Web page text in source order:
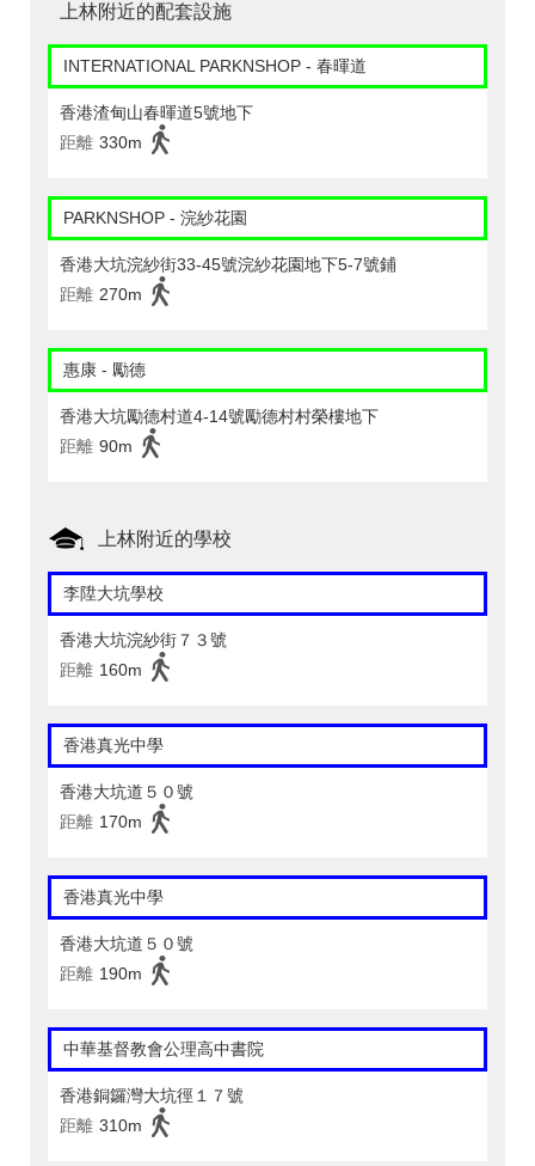
上林附近的配套設施
INTERNATIONAL PARKNSHOP - 春暉道
香港渣甸山春暉道5號地下
距離 330m
PARKNSHOP - 浣紗花園
香港大坑浣紗街33-45號浣紗花園地下5-7號鋪
距離 270m
惠康 - 勵德
香港大坑勵德村道4-14號勵德村村榮樓地下
距離 90m
上林附近的學校
李陞大坑學校
香港大坑浣紗街７３號
距離 160m
香港真光中學
香港大坑道５０號
距離 170m
香港真光中學
香港大坑道５０號
距離 190m
中華基督教會公理高中書院
香港銅鑼灣大坑徑１７號
距離 310m